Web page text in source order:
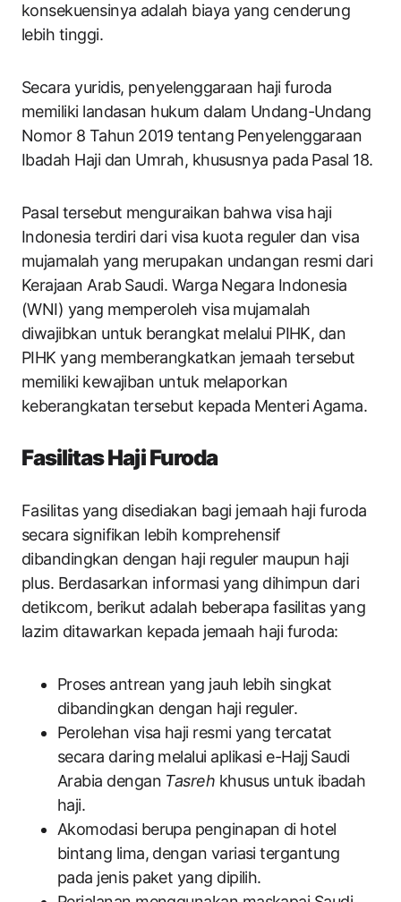
konsekuensinya adalah biaya yang cenderung
lebih tinggi.
Secara yuridis, penyelenggaraan haji furoda
memiliki landasan hukum dalam Undang-Undang
Nomor 8 Tahun 2019 tentang Penyelenggaraan
Ibadah Haji dan Umrah, khususnya pada Pasal 18.
Pasal tersebut menguraikan bahwa visa haji
Indonesia terdiri dari visa kuota reguler dan visa
mujamalah yang merupakan undangan resmi dari
Kerajaan Arab Saudi. Warga Negara Indonesia
(WNI) yang memperoleh visa mujamalah
diwajibkan untuk berangkat melalui PIHK, dan
PIHK yang memberangkatkan jemaah tersebut
memiliki kewajiban untuk melaporkan
keberangkatan tersebut kepada Menteri Agama.
Fasilitas Haji Furoda
Fasilitas yang disediakan bagi jemaah haji furoda
secara signifikan lebih komprehensif
dibandingkan dengan haji reguler maupun haji
plus. Berdasarkan informasi yang dihimpun dari
detikcom, berikut adalah beberapa fasilitas yang
lazim ditawarkan kepada jemaah haji furoda:
Proses antrean yang jauh lebih singkat
dibandingkan dengan haji reguler.
Perolehan visa haji resmi yang tercatat
secara daring melalui aplikasi e-Hajj Saudi
Arabia dengan Tasreh khusus untuk ibadah
haji.
Akomodasi berupa penginapan di hotel
bintang lima, dengan variasi tergantung
pada jenis paket yang dipilih.